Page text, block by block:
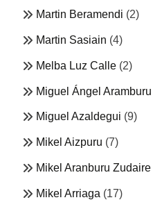
Martin Beramendi (2)
Martin Sasiain (4)
Melba Luz Calle (2)
Miguel Ángel Aramburu
Miguel Azaldegui (9)
Mikel Aizpuru (7)
Mikel Aranburu Zudaire
Mikel Arriaga (17)